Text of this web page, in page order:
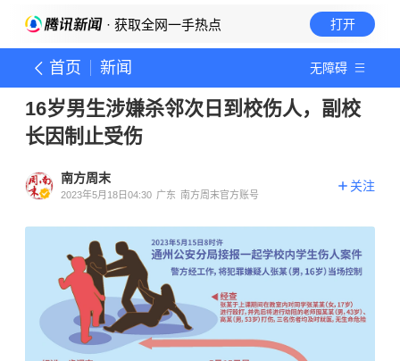
· 获取全网一手热点 打开
首页 新闻 无障碍
16岁男生涉嫌杀邻次日到校伤人，副校
长因制止受伤
南方周末
2023年5月18日04:30 广东 南方周末官方账号
关注